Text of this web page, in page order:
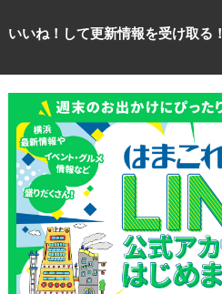
いいね！して更新情報を受け取る！
観光ガイド
ランキング
ブログ記事
サイトについて